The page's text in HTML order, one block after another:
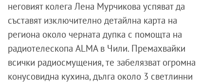
неговият колега Лена Мурчикова успяват да
съставят изключително детайлна карта на
региона около черната дупка с помощта на
радиотелескопа ALMA в Чили. Премахвайки
всички радиосмущения, те забелязват огромна
конусовидна кухина, дълга около 3 светлинни